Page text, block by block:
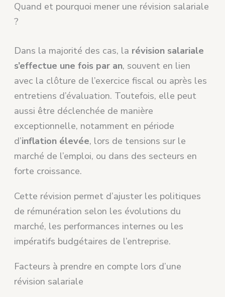
Quand et pourquoi mener une révision salariale
?
Dans la majorité des cas, la révision salariale
s’effectue une fois par an, souvent en lien
avec la clôture de l’exercice fiscal ou après les
entretiens d’évaluation. Toutefois, elle peut
aussi être déclenchée de manière
exceptionnelle, notamment en période
d’inflation élevée, lors de tensions sur le
marché de l’emploi, ou dans des secteurs en
forte croissance.
Cette révision permet d’ajuster les politiques
de rémunération selon les évolutions du
marché, les performances internes ou les
impératifs budgétaires de l’entreprise.
Facteurs à prendre en compte lors d’une
révision salariale